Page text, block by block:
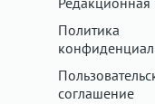
Политика
соглашение